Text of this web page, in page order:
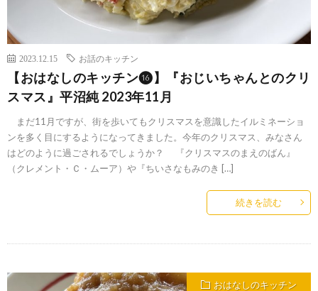
2023.12.15 お話のキッチン
【おはなしのキッチン⓰】『おじいちゃんとのクリ
スマス』平沼純 2023年11月
まだ11月ですが、街を歩いてもクリスマスを意識したイルミネーショ
ンを多く目にするようになってきました。今年のクリスマス、みなさん
はどのように過ごされるでしょうか？ 『クリスマスのまえのばん』
（クレメント・Ｃ・ムーア）や『ちいさなもみのき […]
続きを読む
おはなしのキッチン